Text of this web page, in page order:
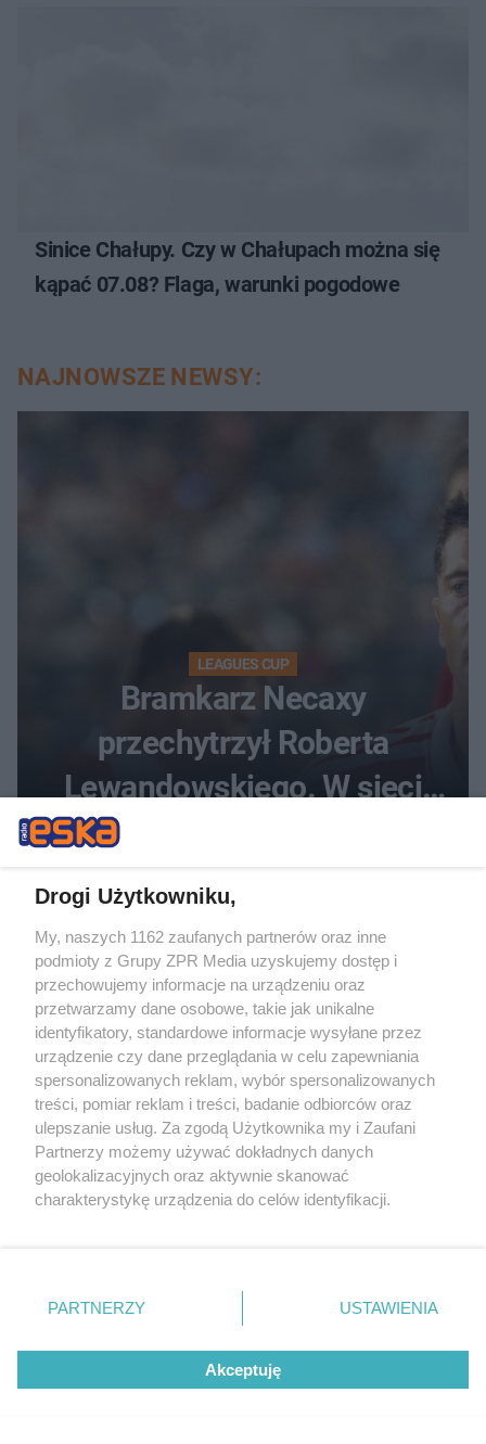
Sinice Chałupy. Czy w Chałupach można się
kąpać 07.08? Flaga, warunki pogodowe
NAJNOWSZE NEWSY:
LEAGUES CUP
Bramkarz Necaxy
przechytrzył Roberta
Lewandowskiego. W sieci
krąży wideo z tego pojedynku
SIATKÓWKA
Tomasz Fornal zażądał
klimatyzacji. Ministerstwo
błyskawicznie zareagowało!
Drogi Użytkowniku,
My, naszych 1162 zaufanych partnerów oraz inne
podmioty z Grupy ZPR Media uzyskujemy dostęp i
przechowujemy informacje na urządzeniu oraz
przetwarzamy dane osobowe, takie jak unikalne
identyfikatory, standardowe informacje wysyłane przez
urządzenie czy dane przeglądania w celu zapewniania
spersonalizowanych reklam, wybór spersonalizowanych
treści, pomiar reklam i treści, badanie odbiorców oraz
ulepszanie usług. Za zgodą Użytkownika my i Zaufani
Partnerzy możemy używać dokładnych danych
geolokalizacyjnych oraz aktywnie skanować
charakterystykę urządzenia do celów identyfikacji.
zmienić/wycofać klikając przycisk ustawień prywatności
znajdujący się w lewym dolnym rogu strony
rodzaje przetwarzania danych nie wymagają zgody
użytkownika, ale masz prawo sprzeciwić się takiemu
przetwarzaniu. Preferencje będą miały zastosowanie tylko
PARTNERZY USTAWIENIA
Akceptuję